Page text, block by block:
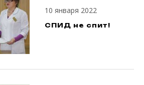
10 января 2022
СПИД не спит!